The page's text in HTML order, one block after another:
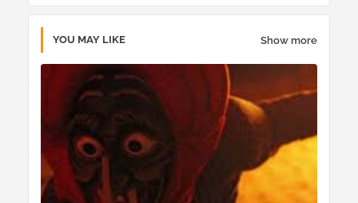
YOU MAY LIKE Show more